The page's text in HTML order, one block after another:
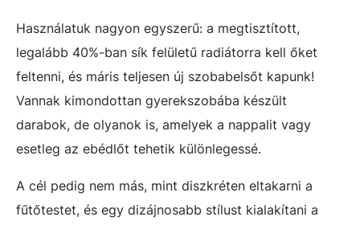
Használatuk nagyon egyszerű: a megtisztított,
legalább 40%-ban sík felületű radiátorra kell őket
feltenni, és máris teljesen új szobabelsőt kapunk!
Vannak kimondottan gyerekszobába készült
darabok, de olyanok is, amelyek a nappalit vagy
esetleg az ebédlőt tehetik különlegessé.
A cél pedig nem más, mint diszkréten eltakarni a
fűtőtestet, és egy dizájnosabb stílust kialakítani a